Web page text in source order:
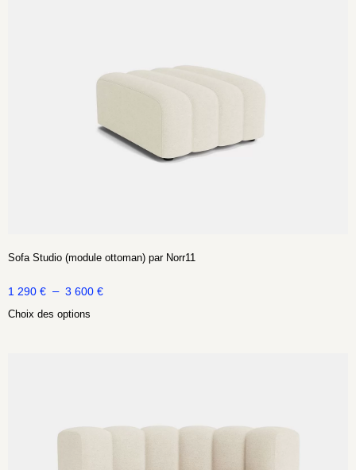
Sofa Studio (module ottoman) par Norr11
1 290 € – 3 600 €
Choix des options